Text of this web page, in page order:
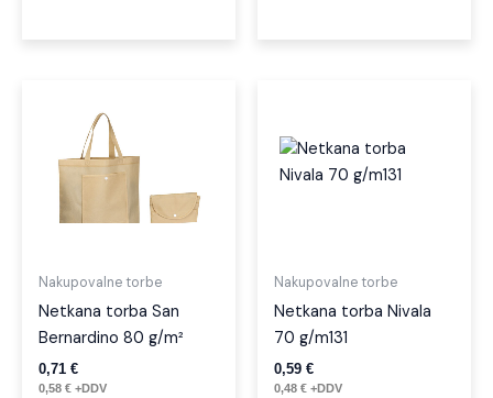
Nakupovalne torbe
Netkana torba San
Bernardino 80 g/m²
0,71 €
0,58 € +DDV
Nakupovalne torbe
Netkana torba Nivala
70 g/m131
0,59 €
0,48 € +DDV